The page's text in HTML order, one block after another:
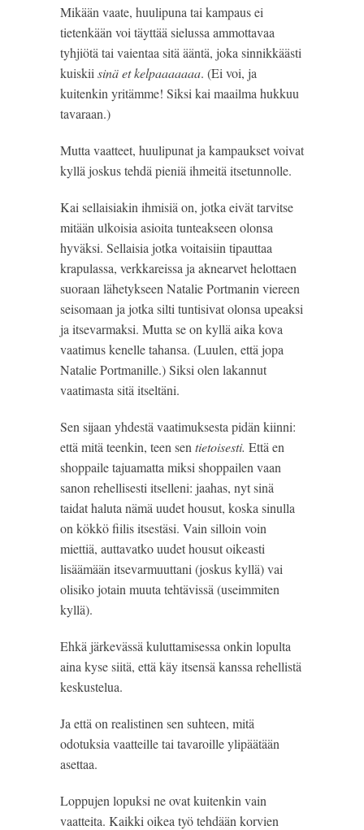
Mikään vaate, huulipuna tai kampaus ei
tietenkään voi täyttää sielussa ammottavaa
tyhjiötä tai vaientaa sitä ääntä, joka sinnikkäästi
kuiskii sinä et kelpaaaaaaa. (Ei voi, ja
kuitenkin yritämme! Siksi kai maailma hukkuu
tavaraan.)
Mutta vaatteet, huulipunat ja kampaukset voivat
kyllä joskus tehdä pieniä ihmeitä itsetunnolle.
Kai sellaisiakin ihmisiä on, jotka eivät tarvitse
mitään ulkoisia asioita tunteakseen olonsa
hyväksi. Sellaisia jotka voitaisiin tipauttaa
krapulassa, verkkareissa ja aknearvet helottaen
suoraan lähetykseen Natalie Portmanin viereen
seisomaan ja jotka silti tuntisivat olonsa upeaksi
ja itsevarmaksi. Mutta se on kyllä aika kova
vaatimus kenelle tahansa. (Luulen, että jopa
Natalie Portmanille.) Siksi olen lakannut
vaatimasta sitä itseltäni.
Sen sijaan yhdestä vaatimuksesta pidän kiinni:
että mitä teenkin, teen sen tietoisesti. Että en
shoppaile tajuamatta miksi shoppailen vaan
sanon rehellisesti itselleni: jaahas, nyt sinä
taidat haluta nämä uudet housut, koska sinulla
on kökkö fiilis itsestäsi. Vain silloin voin
miettiä, auttavatko uudet housut oikeasti
lisäämään itsevarmuuttani (joskus kyllä) vai
olisiko jotain muuta tehtävissä (useimmiten
kyllä).
Ehkä järkevässä kuluttamisessa onkin lopulta
aina kyse siitä, että käy itsensä kanssa rehellistä
keskustelua.
Ja että on realistinen sen suhteen, mitä
odotuksia vaatteille tai tavaroille ylipäätään
asettaa.
Loppujen lopuksi ne ovat kuitenkin vain
vaatteita. Kaikki oikea työ tehdään korvien